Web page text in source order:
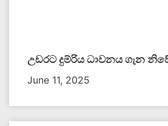
උඩරට දුම්රිය ධාවනය ගැන
June 11, 2025